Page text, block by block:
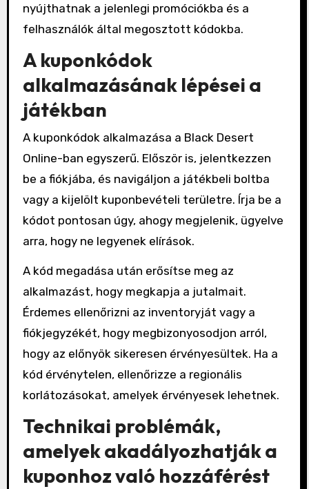
nyújthatnak a jelenlegi promóciókba és a
felhasználók által megosztott kódokba.
A kuponkódok
alkalmazásának lépései a
játékban
A kuponkódok alkalmazása a Black Desert
Online-ban egyszerű. Először is, jelentkezzen
be a fiókjába, és navigáljon a játékbeli boltba
vagy a kijelölt kuponbevételi területre. Írja be a
kódot pontosan úgy, ahogy megjelenik, ügyelve
arra, hogy ne legyenek elírások.
A kód megadása után erősítse meg az
alkalmazást, hogy megkapja a jutalmait.
Érdemes ellenőrizni az inventoryját vagy a
fiókjegyzékét, hogy megbizonyosodjon arról,
hogy az előnyök sikeresen érvényesültek. Ha a
kód érvénytelen, ellenőrizze a regionális
korlátozásokat, amelyek érvényesek lehetnek.
Technikai problémák,
amelyek akadályozhatják a
kuponhoz való hozzáférést